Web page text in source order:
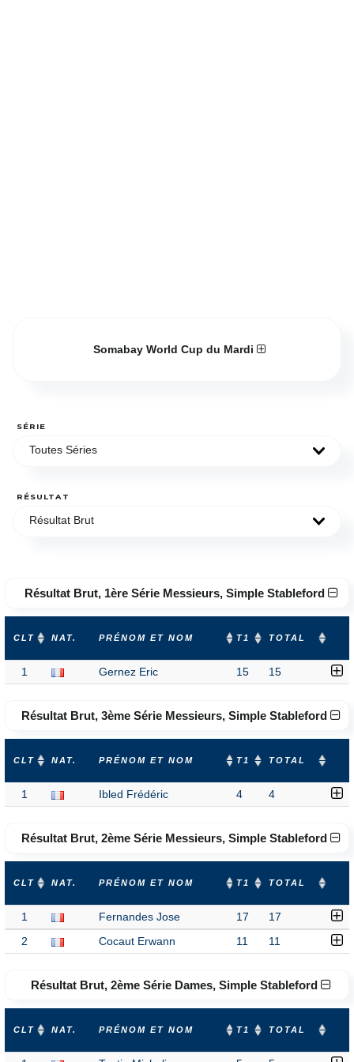
Somabay World Cup du Mardi
SÉRIE
Toutes Séries
RÉSULTAT
Résultat Brut
Résultat Brut, 1ère Série Messieurs, Simple Stableford
CLT NAT. PRÉNOM ET NOM T1 TOTAL
1 Gernez Eric 15 15
Résultat Brut, 3ème Série Messieurs, Simple Stableford
CLT NAT. PRÉNOM ET NOM T1 TOTAL
1 Ibled Frédéric 4 4
Résultat Brut, 2ème Série Messieurs, Simple Stableford
CLT NAT. PRÉNOM ET NOM T1 TOTAL
1 Fernandes Jose 17 17
2 Cocaut Erwann 11 11
Résultat Brut, 2ème Série Dames, Simple Stableford
CLT NAT. PRÉNOM ET NOM T1 TOTAL